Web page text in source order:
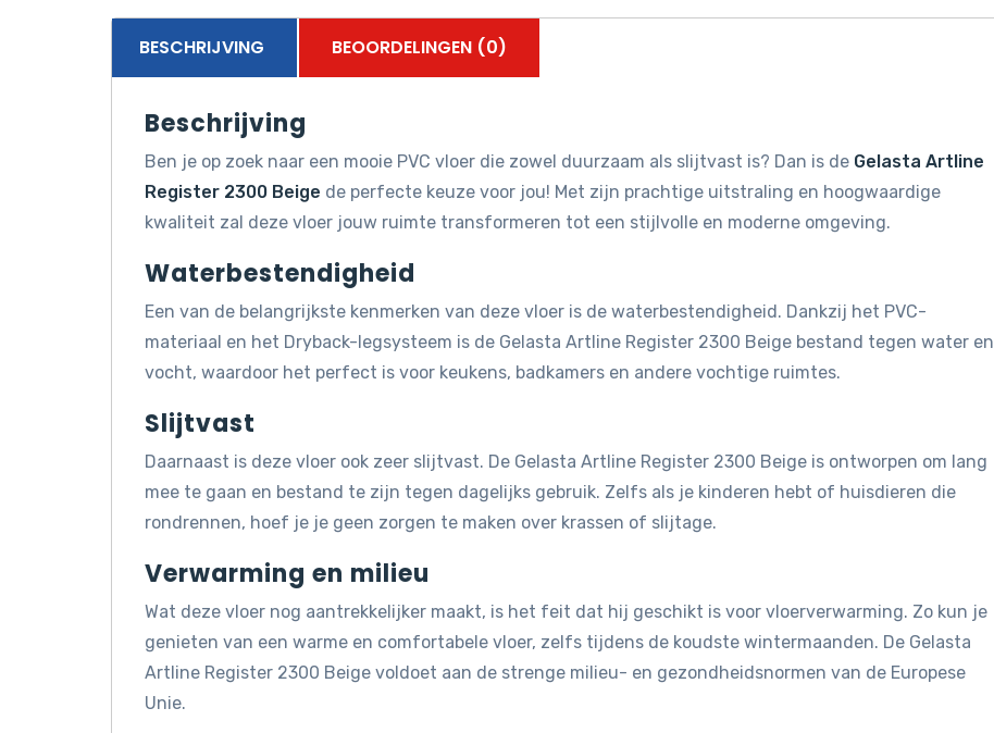
BESCHRIJVING BEOORDELINGEN (0)
Beschrijving
Ben je op zoek naar een mooie PVC vloer die zowel duurzaam als slijtvast is? Dan is de Gelasta Artline
Register 2300 Beige de perfecte keuze voor jou! Met zijn prachtige uitstraling en hoogwaardige
kwaliteit zal deze vloer jouw ruimte transformeren tot een stijlvolle en moderne omgeving.
Waterbestendigheid
Een van de belangrijkste kenmerken van deze vloer is de waterbestendigheid. Dankzij het PVC-
materiaal en het Dryback-legsysteem is de Gelasta Artline Register 2300 Beige bestand tegen water en
vocht, waardoor het perfect is voor keukens, badkamers en andere vochtige ruimtes.
Slijtvast
Daarnaast is deze vloer ook zeer slijtvast. De Gelasta Artline Register 2300 Beige is ontworpen om lang
mee te gaan en bestand te zijn tegen dagelijks gebruik. Zelfs als je kinderen hebt of huisdieren die
rondrennen, hoef je je geen zorgen te maken over krassen of slijtage.
Verwarming en milieu
Wat deze vloer nog aantrekkelijker maakt, is het feit dat hij geschikt is voor vloerverwarming. Zo kun je
genieten van een warme en comfortabele vloer, zelfs tijdens de koudste wintermaanden. De Gelasta
Artline Register 2300 Beige voldoet aan de strenge milieu- en gezondheidsnormen van de Europese
Unie.